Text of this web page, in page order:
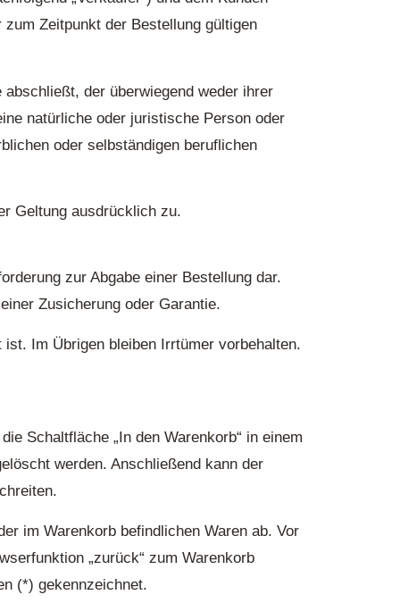
zum Zeitpunkt der Bestellung gültigen
der überwiegend weder ihrer
natürliche oder juristische Person oder
oder selbständigen beruflichen
Geltung ausdrücklich zu.
zur Abgabe einer Bestellung dar.
Zusicherung oder Garantie.
Im Übrigen bleiben Irrtümer vorbehalten.
Schaltfläche „In den Warenkorb“ in einem
werden. Anschließend kann der
im Warenkorb befindlichen Waren ab. Vor
„zurück“ zum Warenkorb
(*) gekennzeichnet.